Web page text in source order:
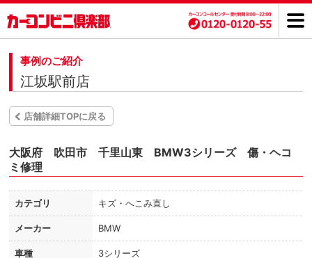
事例のご紹介
江坂駅前店
店舗詳細TOPに戻る
大阪府 吹田市 千里山東 BMW3シリーズ 傷・ヘコ
ミ修理
カテゴリ キズ・へこみ直し
メーカー BMW
車種 3シリーズ